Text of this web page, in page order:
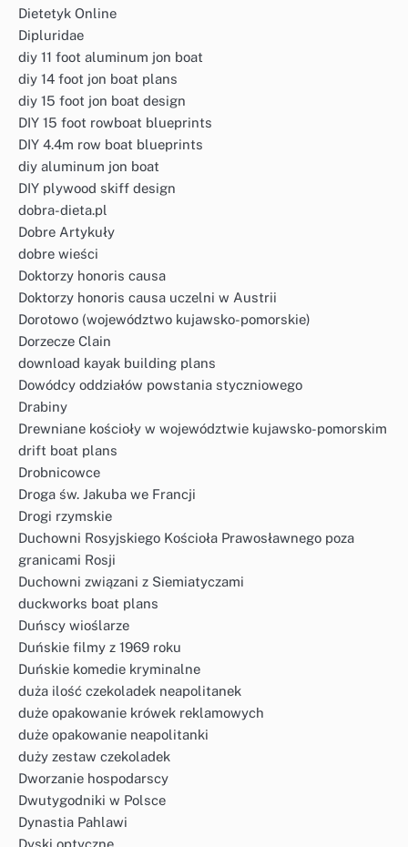
Dietetyk Online
Dipluridae
diy 11 foot aluminum jon boat
diy 14 foot jon boat plans
diy 15 foot jon boat design
DIY 15 foot rowboat blueprints
DIY 4.4m row boat blueprints
diy aluminum jon boat
DIY plywood skiff design
dobra-dieta.pl
Dobre Artykuły
dobre wieści
Doktorzy honoris causa
Doktorzy honoris causa uczelni w Austrii
Dorotowo (województwo kujawsko-pomorskie)
Dorzecze Clain
download kayak building plans
Dowódcy oddziałów powstania styczniowego
Drabiny
Drewniane kościoły w województwie kujawsko-pomorskim
drift boat plans
Drobnicowce
Droga św. Jakuba we Francji
Drogi rzymskie
Duchowni Rosyjskiego Kościoła Prawosławnego poza
granicami Rosji
Duchowni związani z Siemiatyczami
duckworks boat plans
Duńscy wioślarze
Duńskie filmy z 1969 roku
Duńskie komedie kryminalne
duża ilość czekoladek neapolitanek
duże opakowanie krówek reklamowych
duże opakowanie neapolitanki
duży zestaw czekoladek
Dworzanie hospodarscy
Dwutygodniki w Polsce
Dynastia Pahlawi
Dyski optyczne